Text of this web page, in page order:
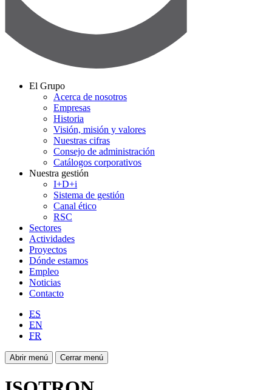
El Grupo
Acerca de nosotros
Empresas
Historia
Visión, misión y valores
Nuestras cifras
Consejo de administración
Catálogos corporativos
Nuestra gestión
I+D+i
Sistema de gestión
Canal ético
RSC
Sectores
Actividades
Proyectos
Dónde estamos
Empleo
Noticias
Contacto
ES
EN
FR
Abrir menú Cerrar menú